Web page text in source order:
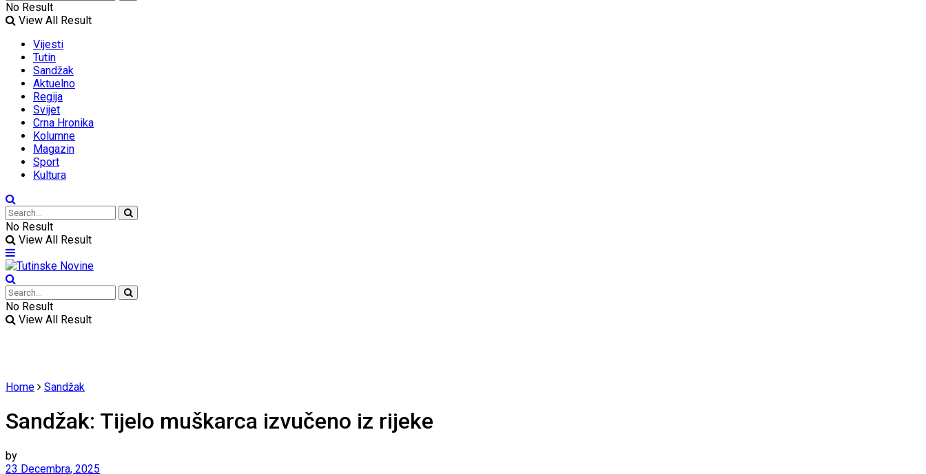
No Result
View All Result
Vijesti
Tutin
Sandžak
Aktuelno
Regija
Svijet
Crna Hronika
Kolumne
Magazin
Sport
Kultura
No Result
View All Result
No Result
View All Result
Home Sandžak
Sandžak: Tijelo muškarca izvučeno iz rijeke
by
23 Decembra, 2025